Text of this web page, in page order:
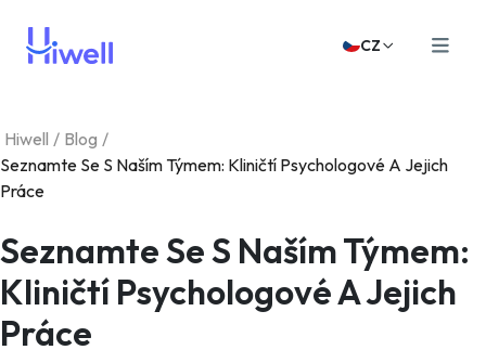
CZ
Hiwell / Blog /
Seznamte Se S Naším Týmem: Kliničtí Psychologové A Jejich
Práce
Seznamte Se S Naším Týmem:
Kliničtí Psychologové A Jejich
Práce